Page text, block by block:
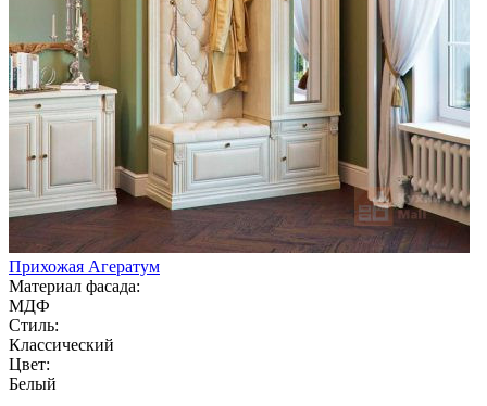
Прихожая Агератум
Материал фасада:
МДФ
Стиль:
Классический
Цвет:
Белый